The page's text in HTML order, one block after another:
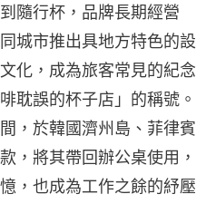
隨行杯，品牌長期經營
城市推出具地方特色的設
化，成為旅客常見的紀念
耽誤的杯子店」的稱號。
，於韓國濟州島、菲律賓
，將其帶回辦公桌使用，
，也成為工作之餘的紓壓